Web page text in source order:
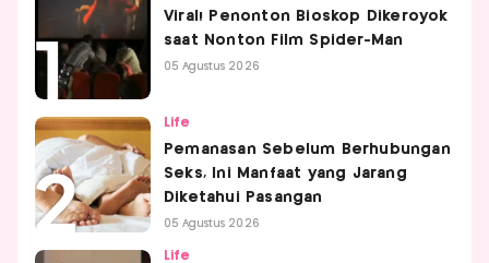
Viral! Penonton Bioskop Dikeroyok
saat Nonton Film Spider-Man
05 Agustus 2026
Life
Pemanasan Sebelum Berhubungan
Seks, Ini Manfaat yang Jarang
Diketahui Pasangan
05 Agustus 2026
Life